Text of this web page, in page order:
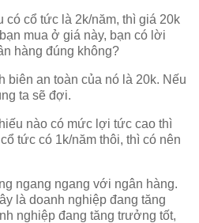
có cổ tức là 2k/năm, thì giá 20k
mua ở giá này, bạn có lời
hàng đúng không?
biên an toàn của nó là 20k. Nếu
ta sẽ đợi.
nào có mức lợi tức cao thì
tức có 1k/năm thôi, thì có nên
ngang ngang với ngân hàng.
là doanh nghiệp đang tăng
nghiệp đang tăng trưởng tốt,